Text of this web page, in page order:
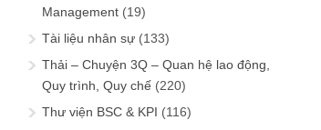
Management (19)
Tài liệu nhân sự (133)
Thải – Chuyện 3Q – Quan hệ lao động,
Quy trình, Quy chế (220)
Thư viện BSC & KPI (116)